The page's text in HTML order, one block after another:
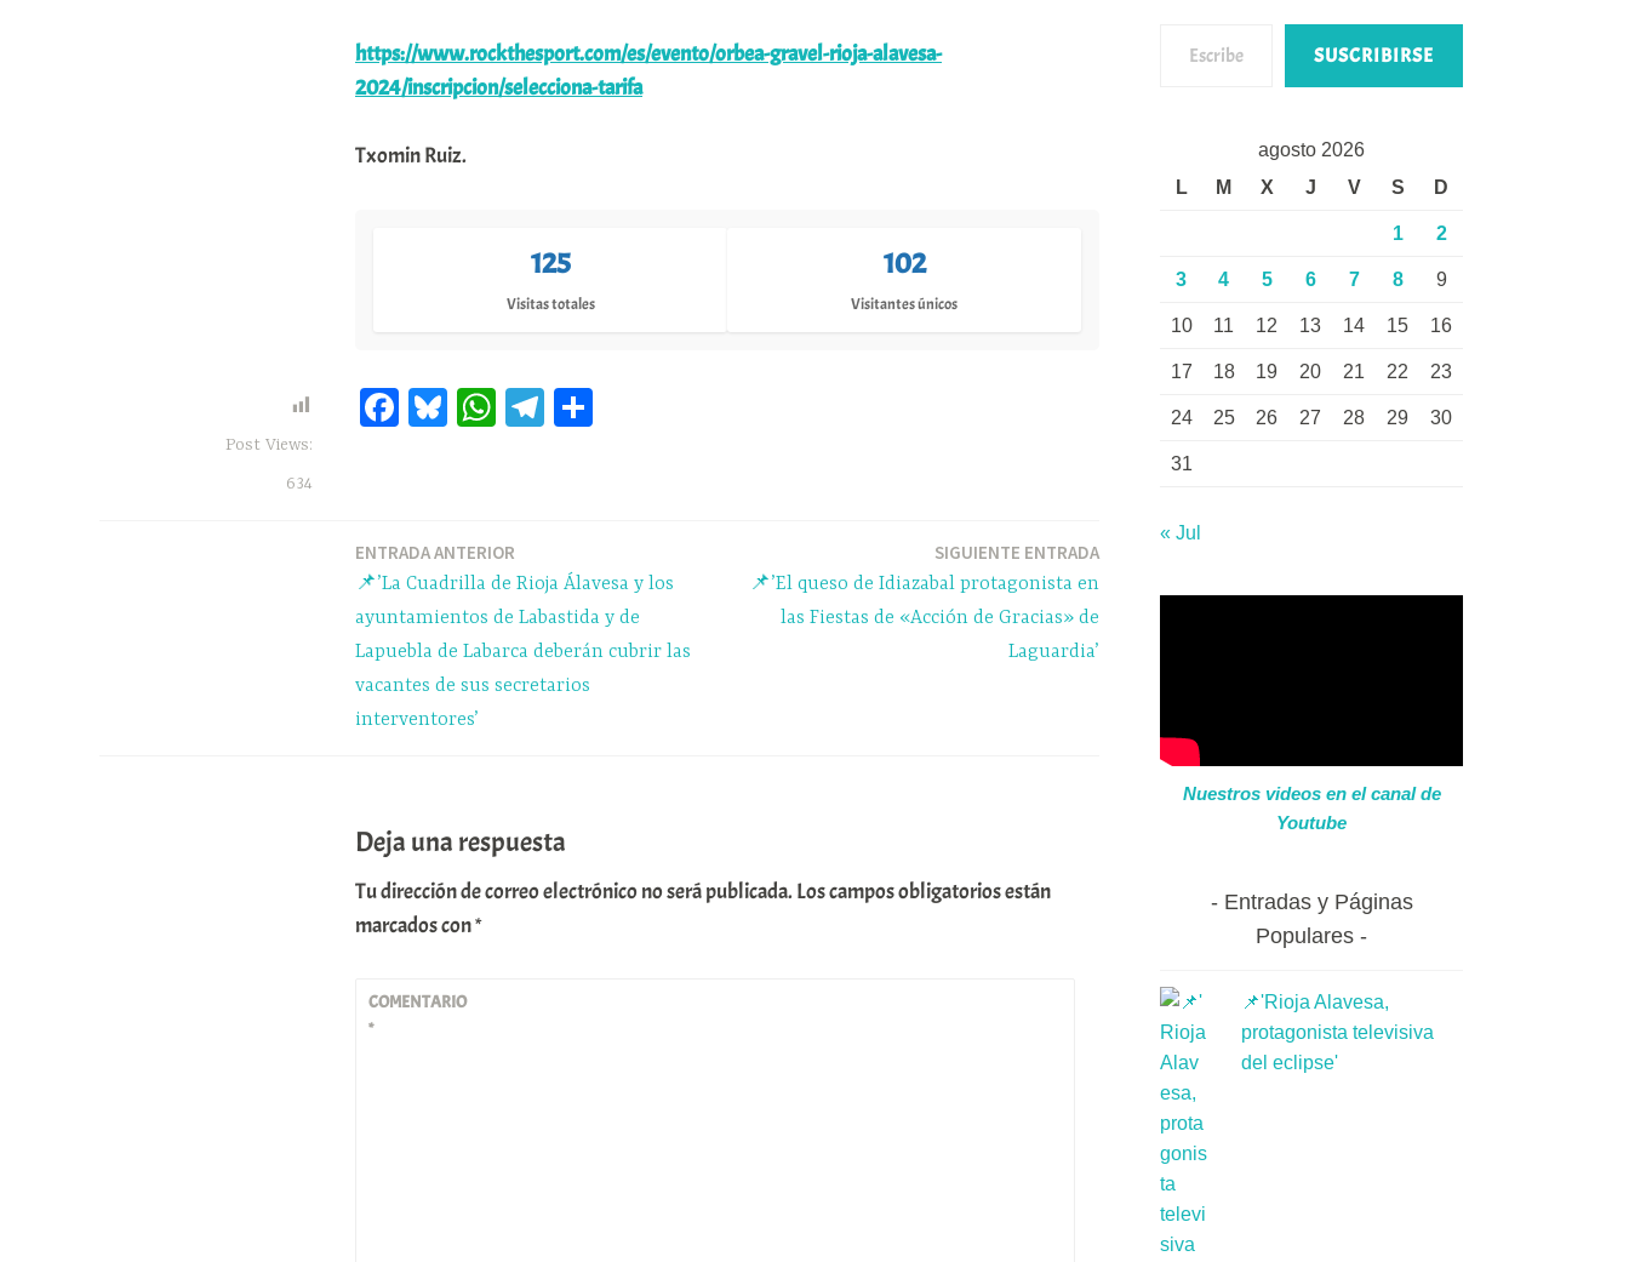
https://www.rockthesport.com/es/evento/orbea-gravel-rioja-alavesa-
2024/inscripcion/selecciona-tarifa
Txomin Ruiz.
125
Visitas totales
102
Visitantes únicos
Post Views:
634
Fa Bl W
pp
Te
m
r
ENTRADA ANTERIOR
📌’La Cuadrilla de Rioja Álavesa y los
ayuntamientos de Labastida y de
Lapuebla de Labarca deberán cubrir las
vacantes de sus secretarios
interventores’
SIGUIENTE ENTRADA
📌’El queso de Idiazabal protagonista en
las Fiestas de «Acción de Gracias» de
Laguardia’
Deja una respuesta
Tu dirección de correo electrónico no será publicada. Los campos obligatorios están
marcados con*
COMENTARIO
*
SUSCRIBIRSE
agosto 2026
L
M X J V S D
1 2
3 4 5 6 7 8 9
10 11 12 13 14 15 16
17 18 19 20 21 22 23
24 25 26 27 28 29 30
31
« Jul
Nuestros videos en el canal de
Youtube
Entradas y Páginas
Populares
📌'Rioja Alavesa,
protagonista televisiva
del eclipse'